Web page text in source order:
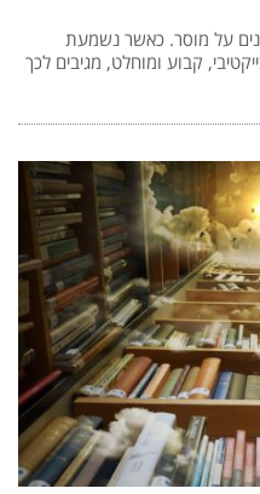
על מוסר. כאשר נשמעת
קבוע ומוחלט, מגיבים לכך